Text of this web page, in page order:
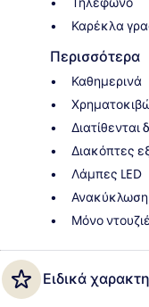
Καρέκλα
Περισσότερα
Καθημερινά
Διακόπτες
Λάμπες LED
Ανακύκλωση
Μόνο
Ειδικά